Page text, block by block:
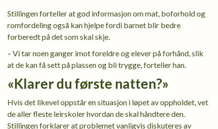
Stillingen forteller at god informasjon om mat, boforhold og
romfordeling også kan hjelpe fordi barnet blir bedre
forberedt på det som skal skje.
– Vi tar noen ganger imot foreldre og elever på forhånd, slik
at de kan få sett på plassen og bli trygge, forteller han.
«Klarer du første natten?»
Hvis det likevel oppstår en situasjon i løpet av oppholdet, vet
de aller fleste leirskoler hvordan de skal håndtere den.
Stillingen forklarer at problemet vanligvis diskuteres av